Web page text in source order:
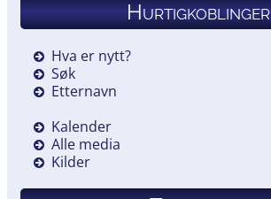
Hurtigkoblinger
Hva er nytt?
Søk
Etternavn
Kalender
Alle media
Kilder